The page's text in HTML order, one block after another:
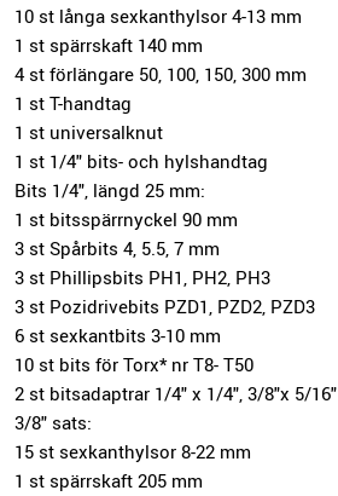
10 st långa sexkanthylsor 4-13 mm
1 st spärrskaft 140 mm
4 st förlängare 50, 100, 150, 300 mm
1 st T-handtag
1 st universalknut
1 st 1/4" bits- och hylshandtag
Bits 1/4", längd 25 mm:
1 st bitsspärrnyckel 90 mm
3 st Spårbits 4, 5.5, 7 mm
3 st Phillipsbits PH1, PH2, PH3
3 st Pozidrivebits PZD1, PZD2, PZD3
6 st sexkantbits 3-10 mm
10 st bits för Torx* nr T8- T50
2 st bitsadaptrar 1/4" x 1/4", 3/8"x 5/16"
3/8" sats:
15 st sexkanthylsor 8-22 mm
1 st spärrskaft 205 mm